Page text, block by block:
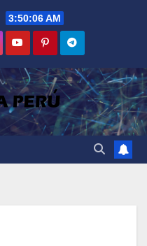
3:50:07 AM